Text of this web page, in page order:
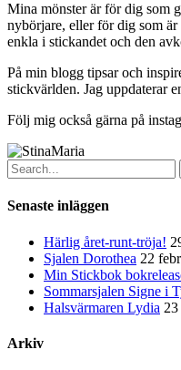
Mina mönster är för dig som
nybörjare, eller för dig som
enkla i stickandet och den
På min blogg tipsar och
stickvärlden. Jag uppdaterar
Följ mig också gärna på
Senaste inläggen
Härlig året-runt-tröja!
Sjalen Dorothea 22
Min Stickbok
Sommarsjalen Signe i
Halsvärmaren Lydia
Arkiv